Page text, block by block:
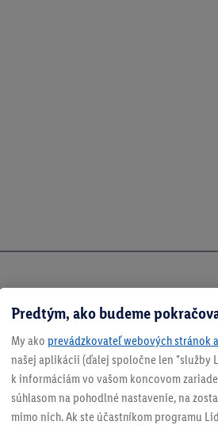
EÚ o batériách
Predtým, ako budeme
My ako prevádzkovateľ webových stránok
našej aplikácii (ďalej spoločne len
k informáciám vo vašom koncovom
súhlasom na pohodlné nastavenie, na
mimo nich. Ak ste účastníkom programu